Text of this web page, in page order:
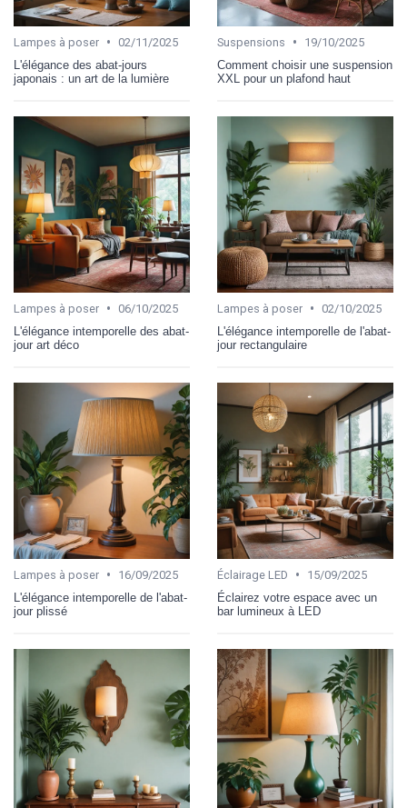
Lampes à poser • 02/11/2025
L'élégance des abat-jours
japonais : un art de la lumière
Suspensions •
19/10/2025
Comment choisir une suspension
XXL pour un plafond haut
Lampes à poser • 06/10/2025
L'élégance intemporelle des abat-
jour art déco
Lampes à poser • 02/10/2025
L'élégance intemporelle de l'abat-
jour rectangulaire
Lampes à poser •
16/09/2025
L'élégance intemporelle de l'abat-
jour plissé
Éclairage LED •
15/09/2025
Éclairez votre espace avec un
bar lumineux à LED